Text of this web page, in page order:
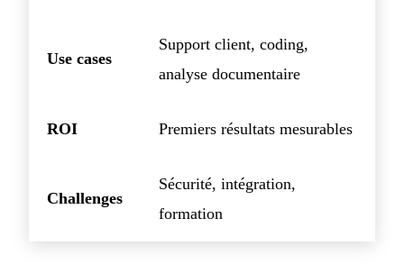
Use cases
Support client, coding,
analyse documentaire
ROI Premiers résultats mesurables
Challenges
Sécurité, intégration,
formation